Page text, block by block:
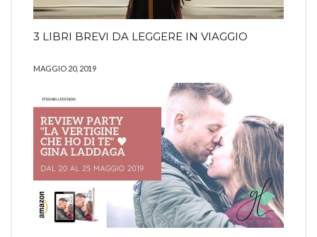
3 LIBRI BREVI DA LEGGERE IN VIAGGIO
MAGGIO 20, 2019